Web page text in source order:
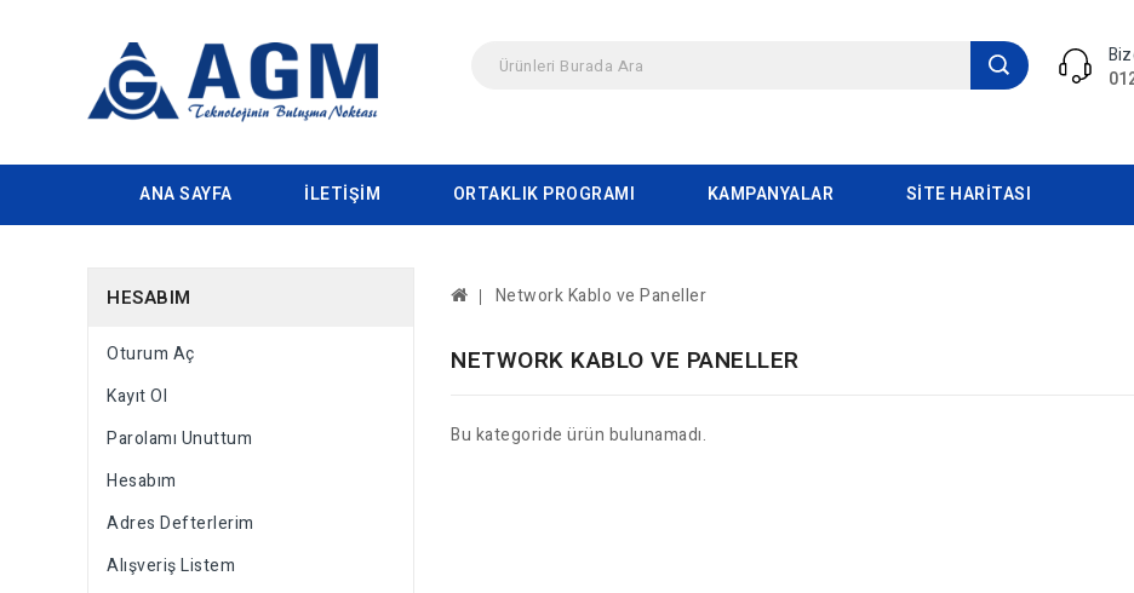
ANA SAYFA İLETIŞIM ORTAKLIK PROGRAMI KAMPANYALAR SITE HARITASI
HESABIM
Oturum Aç
Kayıt Ol
Parolamı Unuttum
Hesabım
Adres Defterlerim
Alışveriş Listem
Network Kablo ve Paneller
NETWORK KABLO VE PANELLER
Bu kategoride ürün bulunamadı.